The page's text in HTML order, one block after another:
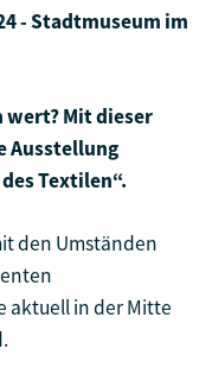
- Stadtmuseum im
wert? Mit dieser
Ausstellung
Textilen“.
den Umständen
aktuell in der Mitte